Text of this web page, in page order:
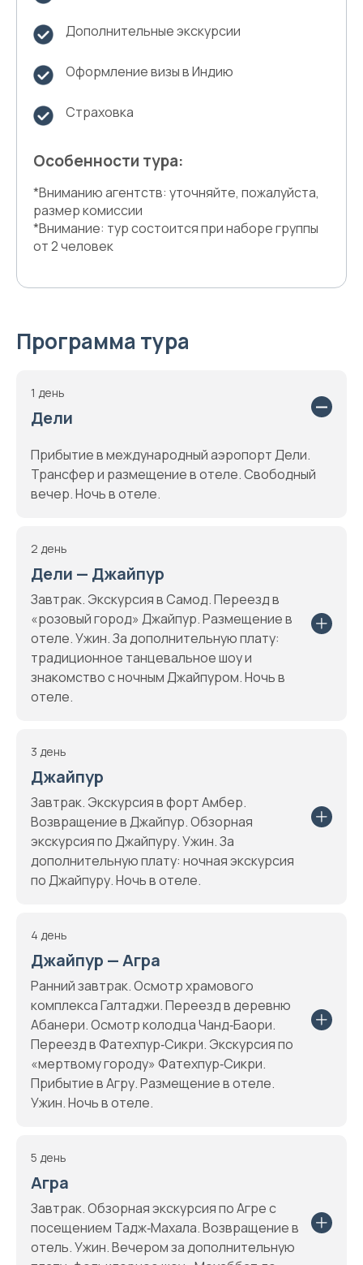
Дополнительные экскурсии
Оформление визы в Индию
Страховка
Особенности тура:
*Вниманию агентств: уточняйте, пожалуйста,
размер комиссии
*Внимание: тур состоится при наборе группы
от 2 человек
Программа тура
1 день
Дели
Прибытие в международный аэропорт Дели.
Трансфер и размещение в отеле. Свободный
вечер. Ночь в отеле.
2 день
Дели — Джайпур
Завтрак. Экскурсия в Самод. Переезд в
«розовый город» Джайпур. Размещение в
отеле. Ужин. За дополнительную плату:
традиционное танцевальное шоу и
знакомство с ночным Джайпуром. Ночь в
отеле.
3 день
Джайпур
Завтрак. Экскурсия в форт Амбер.
Возвращение в Джайпур. Обзорная
экскурсия по Джайпуру. Ужин. За
дополнительную плату: ночная экскурсия
по Джайпуру. Ночь в отеле.
4 день
Джайпур — Агра
Ранний завтрак. Осмотр храмового
комплекса Галтаджи. Переезд в деревню
Абанери. Осмотр колодца Чанд‑Баори.
Переезд в Фатехпур‑Сикри. Экскурсия по
«мертвому городу» Фатехпур‑Сикри.
Прибытие в Агру. Размещение в отеле.
Ужин. Ночь в отеле.
5 день
Агра
Завтрак. Обзорная экскурсия по Агре с
посещением Тадж‑Махала. Возвращение в
отель. Ужин. Вечером за дополнительную